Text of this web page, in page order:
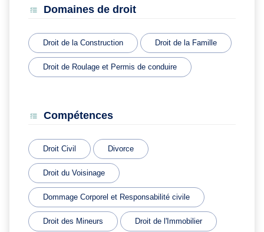
Domaines de droit
Droit de la Construction Droit de la Famille
Droit de Roulage et Permis de conduire
Compétences
Droit Civil Divorce
Droit du Voisinage
Dommage Corporel et Responsabilité civile
Droit des Mineurs Droit de l'Immobilier